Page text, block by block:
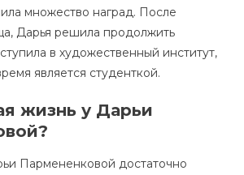
множество наград. После
Дарья решила продолжить
в художественный институт,
является студенткой.
жизнь у Дарьи
Пармененковой достаточно